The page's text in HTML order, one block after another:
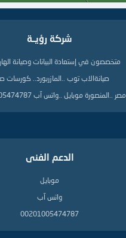
شركة رؤيــة
متخصصون في إستعادة البيانات وصيانة
صيانةالاب توب ..المازربورد.. كورسات
مصر ..المنصورة موبايل ..واتس آب 00201005474787
الدعم الفنى
موبايل
واتس آب
00201005474787